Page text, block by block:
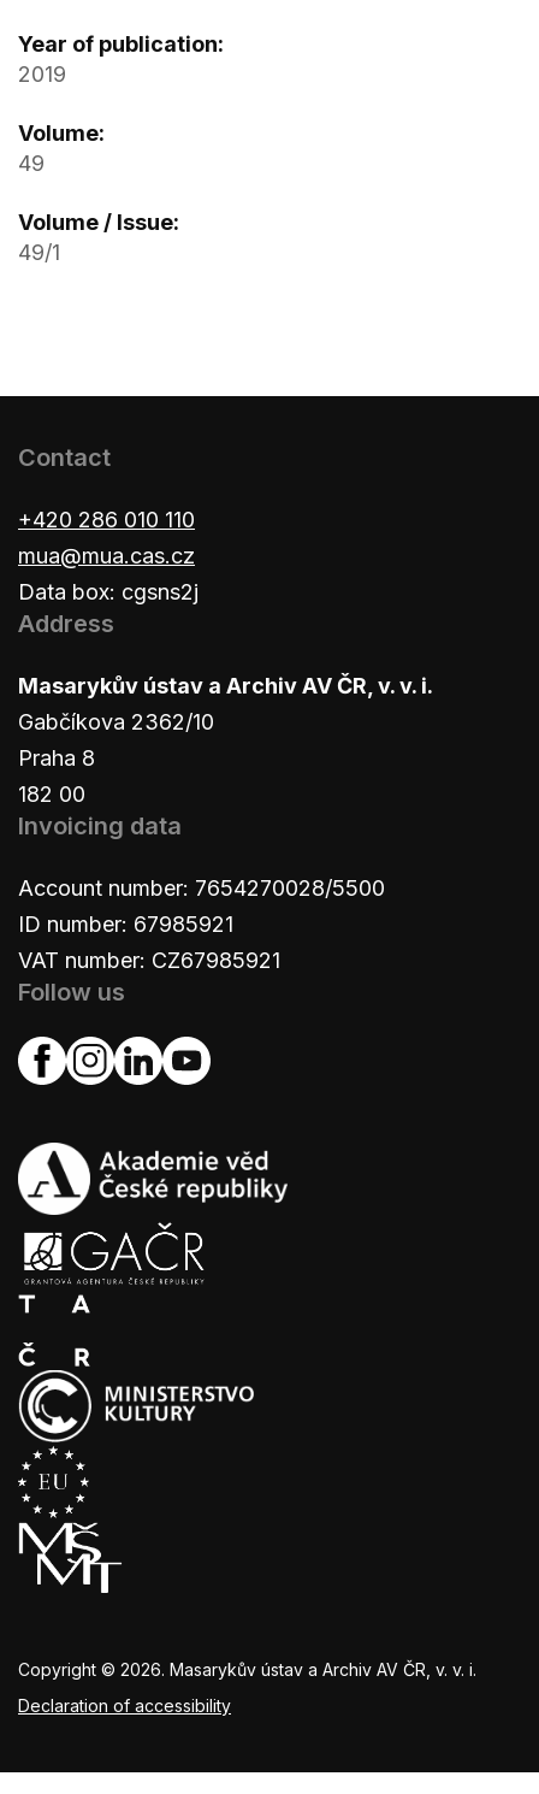
Year of publication:
2019
Volume:
49
Volume / Issue:
49/1
Contact
+420 286 010 110
mua@mua.cas.cz
Data box: cgsns2j
Address
Masarykův ústav a Archiv AV ČR, v. v. i.
Gabčíkova 2362/10
Praha 8
182 00
Invoicing data
Account number: 7654270028/5500
ID number: 67985921
VAT number: CZ67985921
Follow us
Copyright © 2026. Masarykův ústav a Archiv AV ČR, v. v. i.
Declaration of accessibility